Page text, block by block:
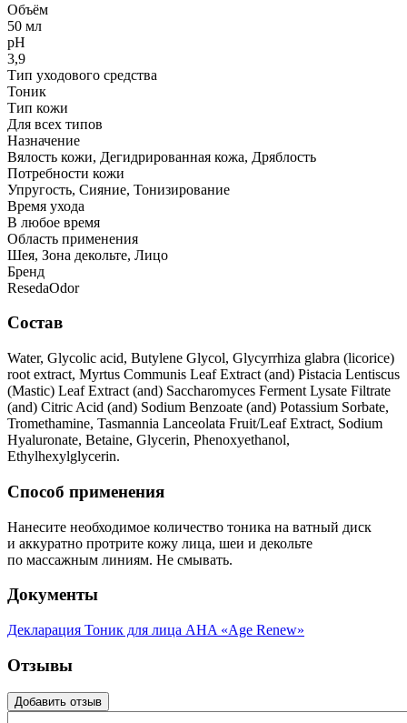
Объём
50 мл
рН
3,9
Тип уходового средства
Тоник
Тип кожи
Для всех типов
Назначение
Вялость кожи, Дегидрированная кожа, Дряблость
Потребности кожи
Упругость, Сияние, Тонизирование
Время ухода
В любое время
Область применения
Шея, Зона декольте, Лицо
Бренд
ResedaOdor
Состав
Water, Glycolic acid, Butylene Glycol, Glycyrrhiza glabra (licorice)
root extract, Myrtus Communis Leaf Extract (and) Pistacia Lentiscus
(Mastic) Leaf Extract (and) Saccharomyces Ferment Lysate Filtrate
(and) Citric Acid (and) Sodium Benzoate (and) Potassium Sorbate,
Tromethamine, Tasmannia Lanceolata Fruit/Leaf Extract, Sodium
Hyaluronate, Betaine, Glycerin, Phenoxyethanol,
Ethylhexylglycerin.
Способ применения
Нанесите необходимое количество тоника на ватный диск
и аккуратно протрите кожу лица, шеи и декольте
по массажным линиям. Не смывать.
Документы
Декларация Тоник для лица AHA «Age Renew»
Отзывы
Добавить отзыв